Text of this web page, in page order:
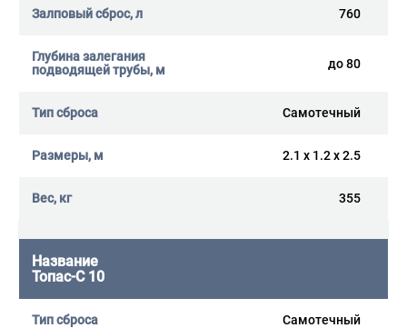
760
до 80
Самотечный
2.1 x 1.2 x 2.5
355
Топас-С 10
Самотечный